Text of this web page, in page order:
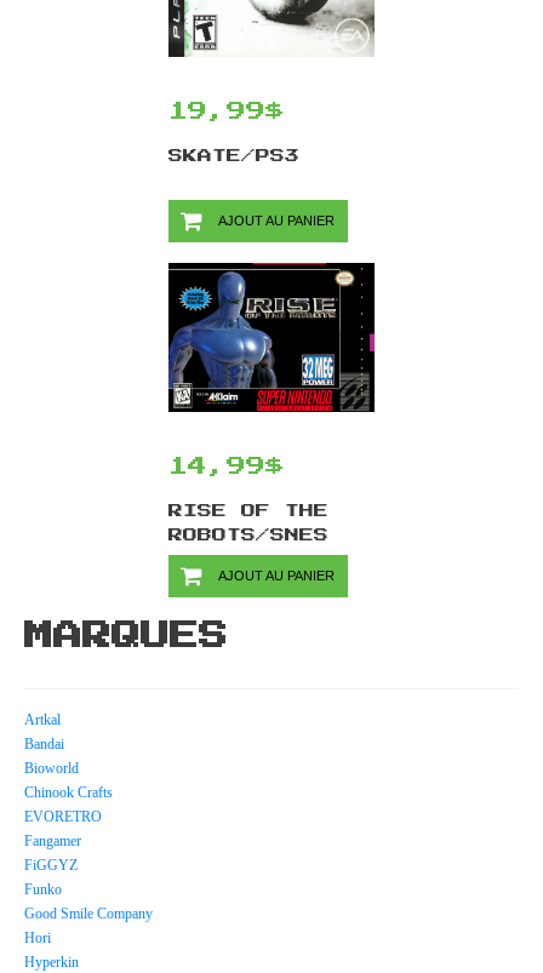
19,99$
SKATE/PS3
AJOUT AU PANIER
14,99$
RISE OF THE
ROBOTS/SNES
AJOUT AU PANIER
MARQUES
Artkal
Bandai
Bioworld
Chinook Crafts
EVORETRO
Fangamer
FiGGYZ
Funko
Good Smile Company
Hori
Hyperkin